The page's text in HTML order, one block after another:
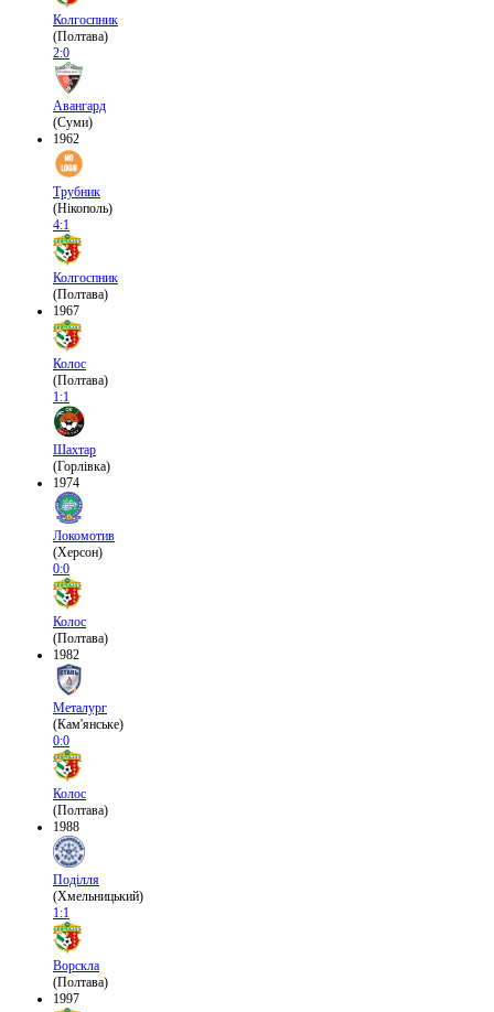
Колгоспник
(Полтава)
2:0
Авангард
(Суми)
1962
Трубник
(Нікополь)
4:1
Колгоспник
(Полтава)
1967
Колос
(Полтава)
1:1
Шахтар
(Горлівка)
1974
Локомотив
(Херсон)
0:0
Колос
(Полтава)
1982
Металург
(Кам'янське)
0:0
Колос
(Полтава)
1988
Поділля
(Хмельницький)
1:1
Ворскла
(Полтава)
1997